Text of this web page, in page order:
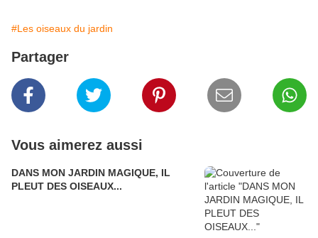
#Les oiseaux du jardin
Partager
Vous aimerez aussi
DANS MON JARDIN MAGIQUE, IL
PLEUT DES OISEAUX...